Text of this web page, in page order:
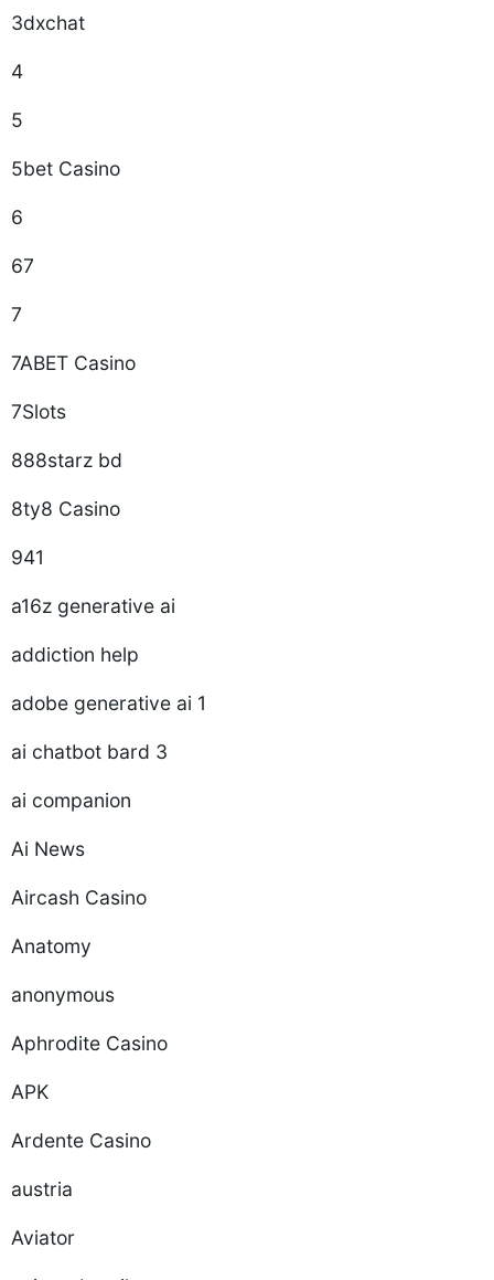
3dxchat
4
5
5bet Casino
6
67
7
7ABET Casino
7Slots
888starz bd
8ty8 Casino
941
a16z generative ai
addiction help
adobe generative ai 1
ai chatbot bard 3
ai companion
Ai News
Aircash Casino
Anatomy
anonymous
Aphrodite Casino
APK
Ardente Casino
austria
Aviator